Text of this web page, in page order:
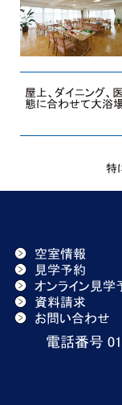
屋上、ダイニング、
態に合わせて大浴
特
空室情報
見学予約
オンライン見学
資料請求
お問い合わせ
電話番号